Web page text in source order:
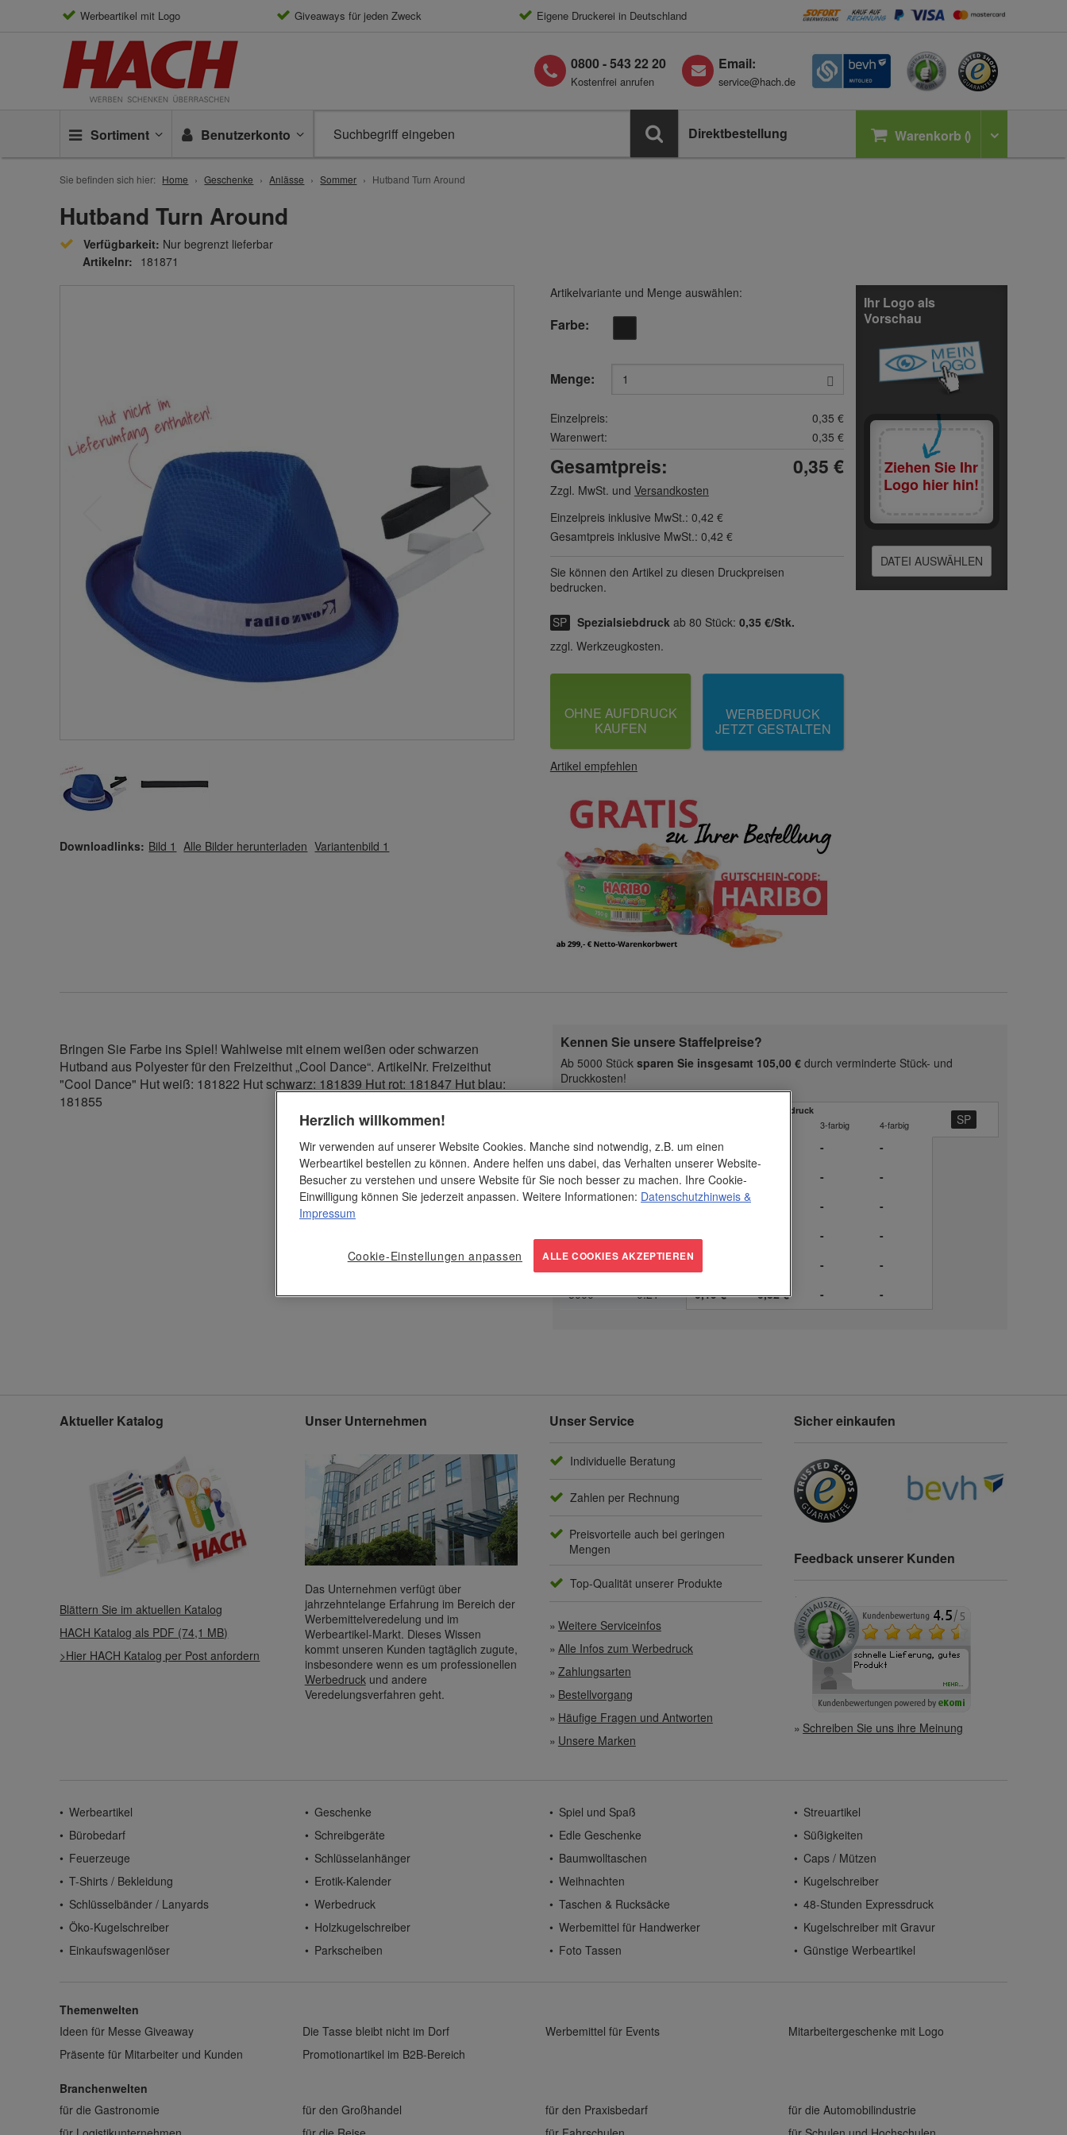
Werbeartikel mit Logo Giveaways für jeden Zweck Eigene Druckerei in Deutschland
0800 - 543 22 20
Kostenfrei anrufen
Email:
service@hach.de
Sortiment Warenkorb
Benutzerkonto Direktbestellung
Sie befinden sich hier: Home Geschenke Anlässe Sommer Hutband Turn Around
Hutband Turn Around
Verfügbarkeit: Nur begrenzt lieferbar
Artikelnr: 181871
Downloadlinks: Bild 1 Alle Bilder herunterladen Variantenbild 1
Artikelvariante und Menge auswählen:
Farbe
Menge:
Einzelpreis:
0,35 €
Warenwert:
0,35 €
Gesamtpreis: 0,35 €
Zzgl. MwSt. und Versandkosten
Einzelpreis inklusive MwSt.: 0,42 €
Gesamtpreis inklusive MwSt.: 0,42 €
Sie können den Artikel zu diesen Druck­preisen
bedrucken.
Spezialsiebdruck ab 80 Stück: 0,35 €/Stk.
zzgl. Werkzeugkosten.
OHNE AUFDRUCK
KAUFEN
WERBEDRUCK
JETZT GESTALTEN
Artikel empfehlen
Ihr Logo als
Vorschau
Ziehen Sie Ihr
Logo hier hin!
DATEI AUSWÄHLEN
Bringen Sie Farbe ins Spiel! Wahlweise mit einem weißen oder schwarzen
Hutband aus Polyester für den Freizeithut „Cool Dance“. ArtikelNr. Freizeithut
"Cool Dance" Hut weiß: 181822 Hut schwarz: 181839 Hut rot: 181847 Hut blau:
181855
Kennen Sie unsere Staffelpreise?
Ab 5000 Stück sparen Sie insgesamt 105,00 € durch verminderte Stück- und
Druckkosten!
Druckpreis Spezialsiebdruck
3-farbig 4-farbig
1 0.35 - -
-
80
0.29 0,35 € -
-
150
0.27 0,30 € -
-
500
0.25 0,27 € -
-
1500
0.23 -
-
5000
0.21 0,19 € 0,32 € - -
Aktueller Katalog
Blättern Sie im aktuellen Katalog
HACH Katalog als PDF (74,1 MB)
>Hier HACH Katalog per Post anfordern
Unser Unternehmen
Das Unternehmen verfügt über
jahrzehntelange Erfahrung im Bereich der
Werbemittelveredelung und im
Werbeartikel-Markt. Dieses Wissen
kommt unseren Kunden tagtäglich zugute,
insbesondere wenn es um professionellen
Werbedruck und andere
Veredelungsverfahren geht.
Unser Service
Individuelle Beratung
Zahlen per Rechnung
Preisvorteile auch bei geringen
Mengen
Top-Qualität unserer Produkte
Weitere Serviceinfos
Alle Infos zum Werbedruck
Zahlungsarten
Bestellvorgang
Häufige Fragen und Antworten
Unsere Marken
Sicher einkaufen
Feedback unserer Kunden
Schreiben Sie uns ihre Meinung
Werbeartikel Geschenke Spiel und Spaß
Streuartikel
Bürobedarf
Schreibgeräte Edle Geschenke
Süßigkeiten
Feuerzeuge
Schlüsselanhänger Baumwolltaschen
Caps / Mützen
T-Shirts / Bekleidung
Erotik-Kalender Weihnachten
Kugelschreiber
Schlüsselbänder / Lanyards
Werbedruck Taschen & Rucksäcke
48-Stunden Expressdruck
Öko-Kugelschreiber
Holzkugelschreiber Werbemittel für Handwerker
Kugelschreiber mit Gravur
Einkaufswagenlöser
Parkscheiben Foto Tassen Günstige Werbeartikel
Themenwelten
Ideen für Messe Giveaway
Die Tasse bleibt nicht im Dorf Werbemittel für Events
Mitarbeitergeschenke mit Logo
Präsente für Mitarbeiter und Kunden
Promotionartikel im B2B-Bereich
Branchenwelten
für die Gastronomie
für den Großhandel für den Praxisbedarf
für die Automobilindustrie
Herzlich willkommen!
Wir verwenden auf unserer Website Cookies. Manche sind notwendig, z.B. um einen
Werbeartikel bestellen zu können. Andere helfen uns dabei, das Verhalten unserer Website-
Besucher zu verstehen und unsere Website für Sie noch besser zu machen. Ihre Cookie-
Einwilligung können Sie jederzeit anpassen. Weitere Informationen: Datenschutzhinweis &
Impressum
Cookie-Einstellungen anpassen ALLE COOKIES AKZEPTIEREN